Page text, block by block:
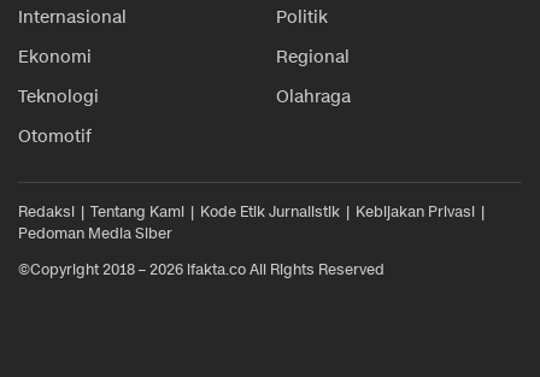
Internasional
Politik
Ekonomi
Regional
Teknologi
Olahraga
Otomotif
Redaksi Tentang Kami Kode Etik Jurnalistik
Kebijakan Privasi
Pedoman Media Siber
©Copyright 2018 – 2026 ifakta.co All Rights Reserved